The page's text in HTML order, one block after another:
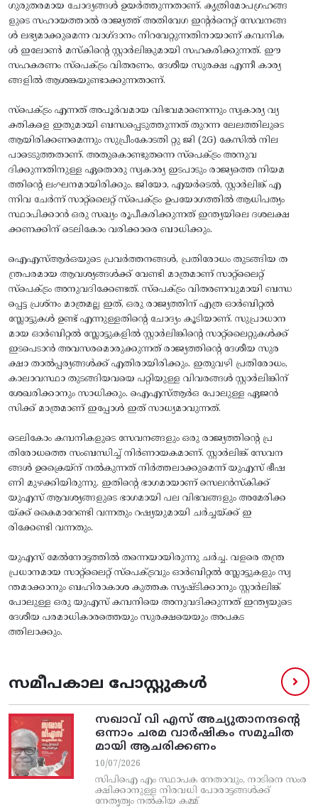
ഗുരുതരമായ ചോദ്യങ്ങൾ ഉയർത്തുന്നതാണ്. കൃത്രിമോപഗ്രഹങ്ങ
ളുടെ സഹായത്താൽ രാജ്യത്ത് അതിവേഗ ഇന്റർനെറ്റ് സേവനങ്ങ
ൾ ലഭ്യമാക്കുമെന്ന വാഗ്‌ദാനം നിറവേറ്റുന്നതിനായാണ്‌ കമ്പനിക
ൾ ഇലോൺ മസ്‌കിന്റെ സ്റ്റാർലിങ്കുമായി സഹകരിക്കുന്നത്‌. ഈ
സഹകരണം സ്പെക്ട്രം വിതരണം, ദേശീയ സുരക്ഷ എന്നീ കാര്യ
ങ്ങളിൽ ആശങ്കയുണ്ടാക്കുന്നതാണ്.
സ്‌പെക്‌ട്രം എന്നത്‌ അപൂർവമായ വിഭവമാണെന്നും സ്വകാര്യ വ്യ
ക്തികളെ ഇതുമായി ബന്ധപ്പെടുത്തുന്നത്‌ തുറന്ന ലേലത്തിലുടെ
ആയിരിക്കണമെന്നും സുപ്രീംകോടതി റ്റു ജി (2G) കേസിൽ നില
പാടെടുത്തതാണ്‌. അതുകൊണ്ടുതന്നെ സ്പെക്ട്രം അനുവ
ദിക്കുന്നതിനുള്ള ഏതൊരു സ്വകാര്യ ഇടപാടും രാജ്യത്തെ നിയമ
ത്തിന്റെ ലംഘനമായിരിക്കും. ജിയോ, എയർടെൽ, സ്റ്റാർലിങ്ക് എ
ന്നിവ ചേർന്ന് സാറ്റ്‌ലൈറ്റ് സ്പെക്ട്രം ഉപയോഗത്തിൽ ആധിപത്യം
സ്ഥാപിക്കാൻ ഒരു സഖ്യം രൂപീകരിക്കുന്നത് ഇന്ത്യയിലെ ദശലക്ഷ
ക്കണക്കിന് ടെലികോം വരിക്കാരെ ബാധിക്കും.
ഐഎസ്ആർഒയുടെ പ്രവർത്തനങ്ങൾ, പ്രതിരോധം തുടങ്ങിയ ത
ന്ത്രപരമായ ആവശ്യങ്ങൾക്ക് വേണ്ടി മാത്രമാണ്‌ സാറ്റ്‌ലൈറ്റ്‌
സ്പെക്ട്രം അനുവദിക്കേണ്ടത്‌. സ്പെക്ട്രം വിതരണവുമായി ബന്ധ
പ്പെട്ട പ്രശ്‌നം മാത്രമല്ല ഇത്‌, ഒരു രാജ്യത്തിന് എത്ര ഓർബിറ്റൽ
സ്ലോട്ടുകൾ ഉണ്ട്‌ എന്നുള്ളതിന്റെ ചോദ്യം കൂടിയാണ്. സുപ്രാധാന
മായ ഓർബിറ്റൽ സ്ലോട്ടുകളിൽ സ്റ്റാർലിങ്കിന്റെ സാറ്റ്‌ലൈറ്റുകൾക്ക്‌
ഇടപെടാൻ അവസരമൊരുക്കുന്നത്‌ രാജ്യത്തിന്റെ ദേശീയ സുര
ക്ഷാ താൽപ്പര്യങ്ങൾക്ക് എതിരായിരിക്കും. ഇതുവഴി പ്രതിരോധം,
കാലാവസ്ഥാ തുടങ്ങിയവയെ പറ്റിയുള്ള വിവരങ്ങൾ സ്റ്റാർലിങ്കിന്‌
ശേഖരിക്കാനും സാധിക്കും. ഐഎസ്‌ആർഒ പോലുള്ള ഏജൻ
സിക്ക്‌ മാത്രമാണ്‌ ഇപ്പോൾ ഇത്‌ സാധ്യമാവുന്നത്‌.
ടെലികോം കമ്പനികളുടെ സേവനങ്ങളും ഒരു രാജ്യത്തിന്റെ പ്ര
തിരോധത്തെ സംബന്ധിച്ച്‌ നിർണായകമാണ്. സ്റ്റാർലിങ്ക്‌ സേവന
ങ്ങൾ ഉക്രൈയ്‌ന്‌ നൽകുന്നത്‌ നിർത്തലാക്കുമെന്ന്‌ യുഎസ്‌ ഭീഷ
ണി മുഴക്കിയിരുന്നു. ഇതിന്റെ ഭാഗമായാണ്‌ സെലൻസ്‌കിക്ക്‌
യുഎസ്‌ ആവശ്യങ്ങളുടെ ഭാഗമായി പല വിഭവങ്ങളും അമേരിക്ക
യ്‌ക്ക്‌ കൈമാറേണ്ടി വന്നതും റഷ്യയുമായി ചർച്ചയ്‌ക്ക്‌ ഇ
രിക്കേണ്ടി വന്നതും.
യുഎസ്‌ മേൽനോട്ടത്തിൽ തന്നെയായിരുന്നു ചർച്ച. വളരെ തന്ത്ര
പ്രധാനമായ സാറ്റ്‌ലൈറ്റ് സ്പെക്ട്രവും ഓർബിറ്റൽ സ്ലോട്ടുകളും സ്വ
ന്തമാക്കാനും ബഹിരാകാശ കുത്തക സൃഷ്ടിക്കാനും സ്റ്റാർലിങ്ക്‌
പോലുള്ള ഒരു യുഎസ് കമ്പനിയെ അനുവദിക്കുന്നത് ഇന്ത്യയുടെ
ദേശീയ പരമാധികാരത്തെയും സുരക്ഷയെയും അപകട
ത്തിലാക്കും.
സമീപകാല പോസ്റ്റുകൾ
സഖാവ് വി എസ്‌ അച്യുതാനന്ദന്റെ
ഒന്നാം ചരമ വാര്‍ഷികം സമുചിത
മായി ആചരിക്കണം
10/07/2026
സിപിഐ എം സ്ഥാപക നേതാവും, നാടിനെ സംര
ക്ഷിക്കാനുള്ള നിരവധി പോരാട്ടങ്ങള്‍ക്ക്‌
നേതൃത്വം നല്‍കിയ കമ്മ്